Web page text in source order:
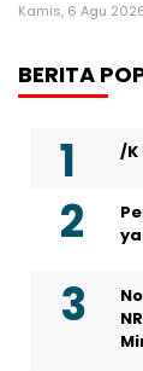
Kamis, 6 Agu
BERITA
/K